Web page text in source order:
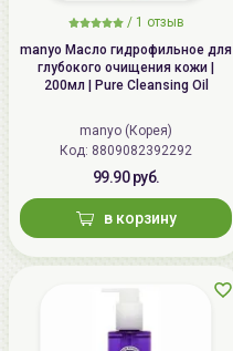
/ 1 отзыв
manyo Масло гидрофильное для
глубокого очищения кожи |
200мл | Pure Cleansing Oil
manyo (Корея)
Код: 8809082392292
99.90 руб.
в корзину